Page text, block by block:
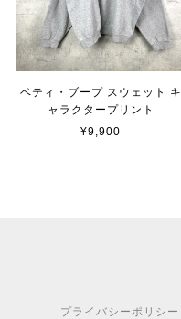
ベティ・ブープ スウェット キ
ャラクタープリント
¥9,900
プライバシーポリシー